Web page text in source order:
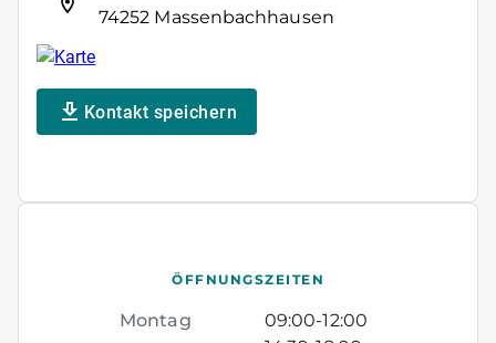
74252 Massenbachhausen
Kontakt speichern
ÖFFNUNGSZEITEN
Montag 09:00-12:00